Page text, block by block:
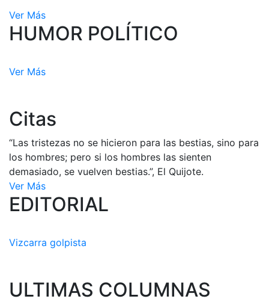
Ver Más
HUMOR POLÍTICO
Ver Más
Citas
“Las tristezas no se hicieron para las bestias, sino para
los hombres; pero si los hombres las sienten
demasiado, se vuelven bestias.”, El Quijote.
Ver Más
EDITORIAL
Vizcarra golpista
ULTIMAS COLUMNAS